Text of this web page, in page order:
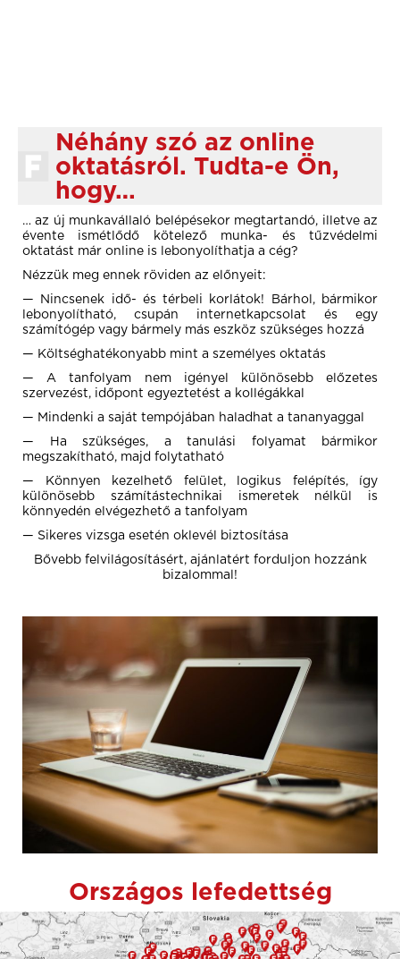
Néhány szó az online
oktatásról. Tudta-e Ön,
hogy…
… az új munkavállaló belépésekor megtartandó, illetve az
évente ismétlődő kötelező munka- és tűzvédelmi
oktatást már online is lebonyolíthatja a cég?
Nézzük meg ennek röviden az előnyeit:
— Nincsenek idő- és térbeli korlátok! Bárhol, bármikor
lebonyolítható, csupán internetkapcsolat és egy
számítógép vagy bármely más eszköz szükséges hozzá
— Költséghatékonyabb mint a személyes oktatás
— A tanfolyam nem igényel különösebb előzetes
szervezést, időpont egyeztetést a kollégákkal
— Mindenki a saját tempójában haladhat a tananyaggal
— Ha szükséges, a tanulási folyamat bármikor
megszakítható, majd folytatható
— Könnyen kezelhető felület, logikus felépítés, így
különösebb számítástechnikai ismeretek nélkül is
könnyedén elvégezhető a tanfolyam
— Sikeres vizsga esetén oklevél biztosítása
Bővebb felvilágosításért, ajánlatért forduljon hozzánk
bizalommal!
Országos lefedettség